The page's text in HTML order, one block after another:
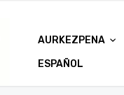
AURKEZPENA
ESPAÑOL